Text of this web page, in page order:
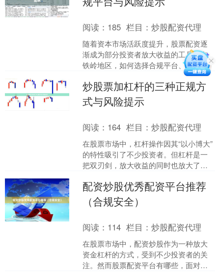
阅读： 185 栏目：炒股配资代理
随着资本市场活跃度提升，股票配资逐
渐成为部分投资者放大收益的工具。在
铁岭地区，如何选择合规平台、规避潜
在风险股票配资是干嘛的，是投资者需
要重点关注的问题。本文将....
炒股票加杠杆的三种正规方
式与风险提示
阅读： 164 栏目：炒股配资代理
在股票市场中，杠杆操作因其“以小博大”
的特性吸引了不少投资者。但杠杆是一
把双刃剑，放大收益的同时也放大了亏
方式，并提示相关风险....
配资炒股优秀配资平台推荐
（合规安全）
阅读： 114 栏目：炒股配资代理
在股票市场中，配资炒股作为一种放大
资金杠杆的方式，受到不少投资者的关
注。然而股票配资平台有哪些，面对市